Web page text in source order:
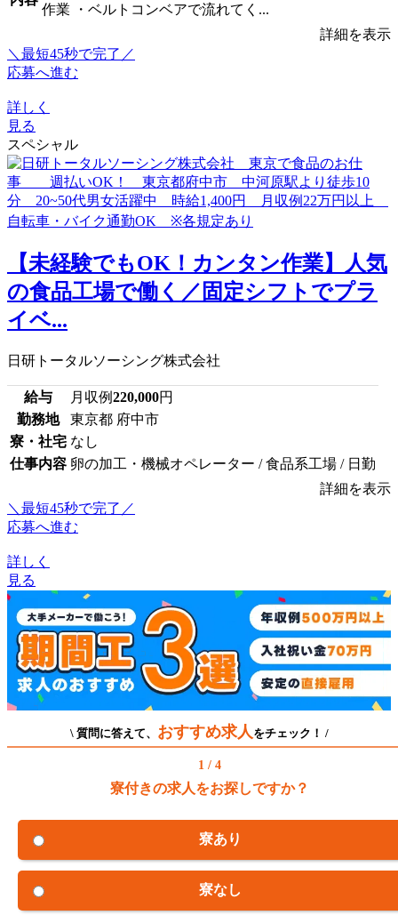
作業 ・ベルトコンベアで流れてく...
詳細を表示
＼最短45秒で完了／
応募へ進む
詳しく
見る
スペシャル
【未経験でもOK！カンタン作業】人気
の食品工場で働く／固定シフトでプラ
イベ...
日研トータルソーシング株式会社
給与 月収例220,000円
勤務地
東京都 府中市
寮・社宅 なし
仕事内容 卵の加工・機械オペレーター / 食品系工場 / 日勤
詳細を表示
＼最短45秒で完了／
応募へ進む
詳しく
見る
\ 質問に答えて、 おすすめ求人 をチェック！ /
1 / 4
寮付きの求人をお探しですか？
寮あり
寮なし